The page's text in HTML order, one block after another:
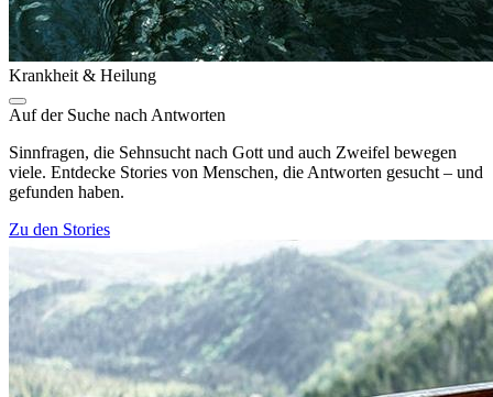
Krankheit & Heilung
Auf der Suche nach Antworten
Sinnfragen, die Sehnsucht nach Gott und auch Zweifel bewegen
viele. Entdecke Stories von Menschen, die Antworten gesucht – und
gefunden haben.
Zu den Stories